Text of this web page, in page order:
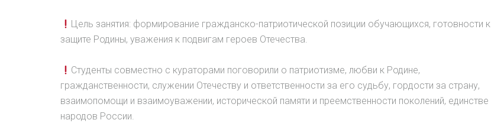
Цель занятия: формирование гражданско-патриотической позиции обучающихся, готовности к
защите Родины, уважения к подвигам героев Отечества.
Студенты совместно с кураторами поговорили о патриотизме, любви к Родине,
гражданственности, служении Отечеству и ответственности за его судьбу, гордости за страну,
взаимопомощи и взаимоуважении, исторической памяти и преемственности поколений, единстве
народов России.